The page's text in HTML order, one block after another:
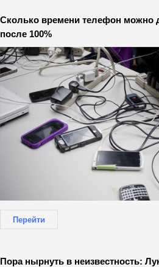
Сколько времени телефон можно
после 100%
Перейти
Пора нырнуть в неизвестность: